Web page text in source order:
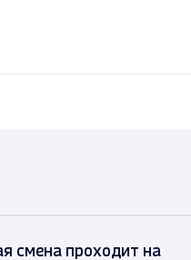
смена проходит на